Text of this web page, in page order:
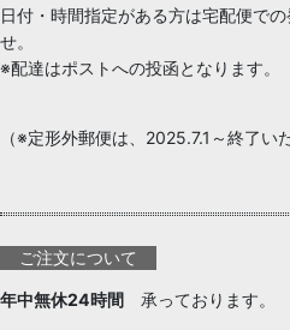
日付・時間指定がある方は宅配便で
せ。
※配達はポストへの投函となります。
（※定形外郵便は、2025.7.1～終了い
ご注文について
年中無休24時間 承っております。